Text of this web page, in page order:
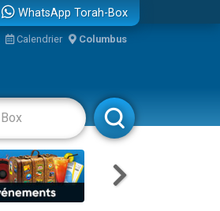
WhatsApp Torah-Box
Calendrier Columbus
Rabbanim